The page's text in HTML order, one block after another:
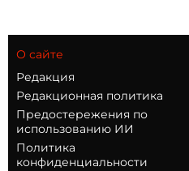
О сайте
Редакция
Редакционная политика
Предостережения по
использованию ИИ
Политика
конфиденциальности